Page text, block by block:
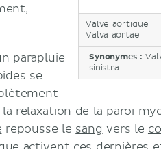
Valve aortique
Valva aortae
Synonymes :
sinistra
parapluie
se
relaxation de la paroi
repousse le sang vers le